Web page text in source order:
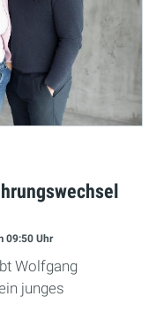
09:50 Uhr
Wolfgang
junges